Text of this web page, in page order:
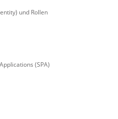
und Rollen
(SPA)